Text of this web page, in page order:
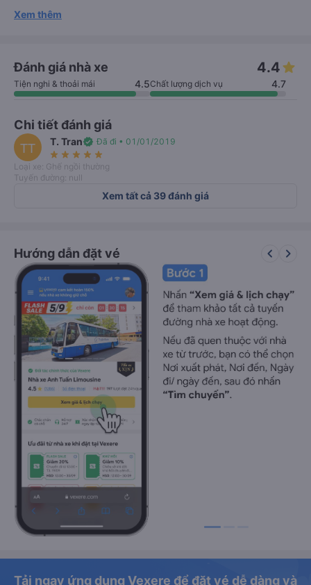
Xem thêm
Đánh giá nhà xe 4.4
Tiện nghi & thoải mái 4.5Chất lượng dịch vụ 4.7
Chi tiết đánh giá
TT T. Tranverified Đã đi • 01/01/2019
star_rate star_rate star_rate star_rate star_rate
Loại xe: Ghế ngồi thường
Tuyến đường: null
Xem tất cả 39 đánh giá
Hướng dẫn đặt vé keyboard_arrow_left keyboard_arrow_right
Tải ngay ứng dụng Vexere để đặt vé dễ dàng và